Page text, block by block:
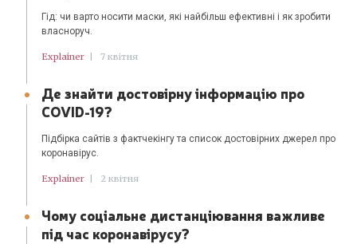
Гід: чи варто носити маски, які найбільш ефективні і як зробити
власноруч.
Explainer 7 квітня
Де знайти достовірну інформацію про
COVID-19?
Підбірка сайтів з фактчекінгу та список достовірних джерел про
коронавірус.
Explainer 2 квітня
Чому соціальне дистанціювання важливе
під час коронавірусу?